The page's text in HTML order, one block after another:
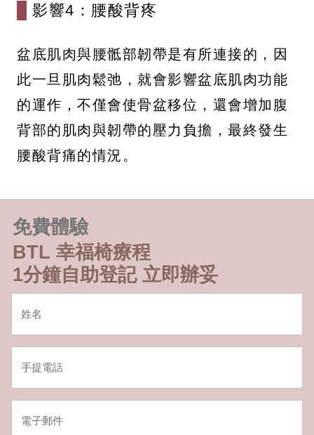
影響4：腰酸背疼
盆底肌肉與腰骶部韌帶是有所連接的，因
此一旦肌肉鬆弛，就會影響盆底肌肉功能
的運作，不僅會使骨盆移位，還會增加腹
背部的肌肉與韌帶的壓力負擔，最終發生
腰酸背痛的情況。
免費體驗
BTL 幸福椅療程
1分鐘自助登記 立即辦妥